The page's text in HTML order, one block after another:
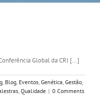
Global da CRI [...]
, Blog, Eventos, Genética, Gestão,
, Qualidade | 0 Comments